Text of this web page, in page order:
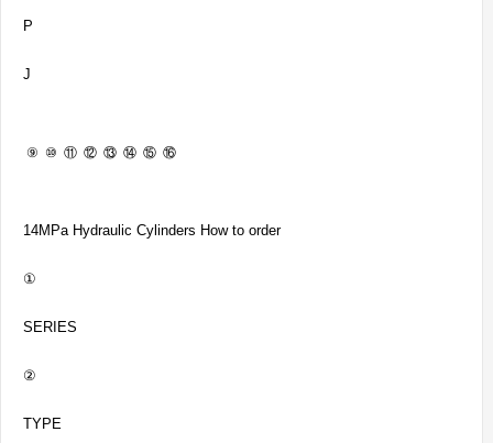
P
J
⑨ ⑩ ⑪ ⑫ ⑬ ⑭ ⑮ ⑯
14MPa Hydraulic Cylinders How to order
①
SERIES
②
TYPE